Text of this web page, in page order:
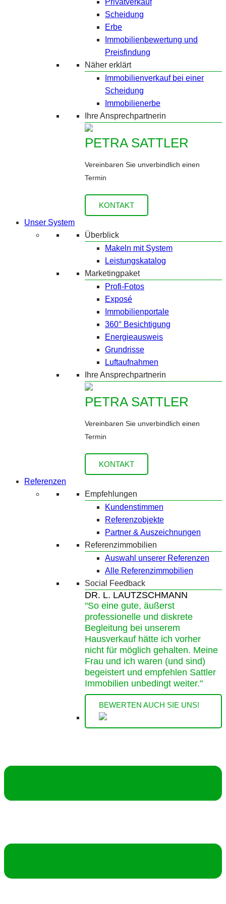
Privatverkauf
Scheidung
Erbe
Immobilienbewertung und
Preisfindung
Näher erklärt
Immobilienverkauf bei einer
Scheidung
Immobilienerbe
Ihre Ansprechpartnerin
PETRA SATTLER
Vereinbaren Sie unverbindlich einen
Termin
KONTAKT
Unser System
Überblick
Makeln mit System
Leistungskatalog
Marketingpaket
Profi-Fotos
Exposé
Immobilienportale
360° Besichtigung
Energieausweis
Grundrisse
Luftaufnahmen
Ihre Ansprechpartnerin
PETRA SATTLER
Vereinbaren Sie unverbindlich einen
Termin
KONTAKT
Referenzen
Empfehlungen
Kundenstimmen
Referenzobjekte
Partner & Auszeichnungen
Referenzimmobilien
Auswahl unserer Referenzen
Alle Referenzimmobilien
Social Feedback
DR. L. LAUTZSCHMANN
"So eine gute, äußerst
professionelle und diskrete
Begleitung bei unserem
Hausverkauf hätte ich vorher
nicht für möglich gehalten. Meine
Frau und ich waren (und sind)
begeistert und empfehlen Sattler
Immobilien unbedingt weiter."
BEWERTEN AUCH SIE UNS!